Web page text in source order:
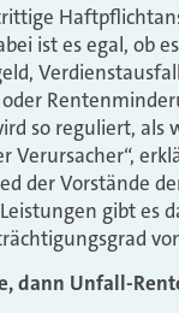
ist es egal, ob
so reguliert, als
Verursacher“,
der Vorstände
gibt es
dann Unfall-